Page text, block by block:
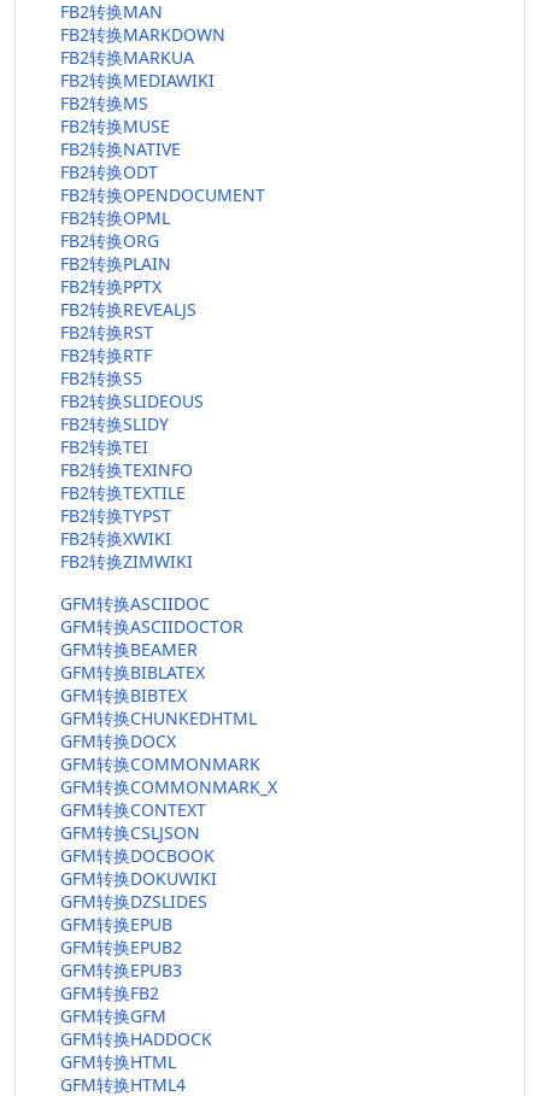
FB2转换MAN
FB2转换MARKDOWN
FB2转换MARKUA
FB2转换MEDIAWIKI
FB2转换MS
FB2转换MUSE
FB2转换NATIVE
FB2转换ODT
FB2转换OPENDOCUMENT
FB2转换OPML
FB2转换ORG
FB2转换PLAIN
FB2转换PPTX
FB2转换REVEALJS
FB2转换RST
FB2转换RTF
FB2转换S5
FB2转换SLIDEOUS
FB2转换SLIDY
FB2转换TEI
FB2转换TEXINFO
FB2转换TEXTILE
FB2转换TYPST
FB2转换XWIKI
FB2转换ZIMWIKI
GFM转换ASCIIDOC
GFM转换ASCIIDOCTOR
GFM转换BEAMER
GFM转换BIBLATEX
GFM转换BIBTEX
GFM转换CHUNKEDHTML
GFM转换DOCX
GFM转换COMMONMARK
GFM转换COMMONMARK_X
GFM转换CONTEXT
GFM转换CSLJSON
GFM转换DOCBOOK
GFM转换DOKUWIKI
GFM转换DZSLIDES
GFM转换EPUB
GFM转换EPUB2
GFM转换EPUB3
GFM转换FB2
GFM转换GFM
GFM转换HADDOCK
GFM转换HTML
GFM转换HTML4